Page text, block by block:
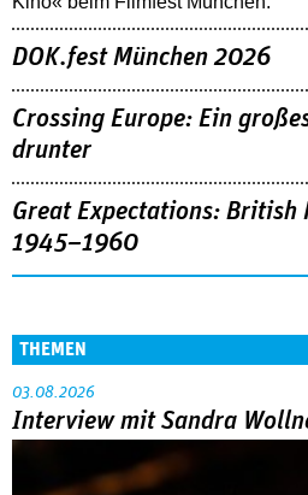
DOK.fest München 2026
Crossing Europe: Ein
drunter
Great Expectations: British
1945–1960
THEMEN
03.08.2026
Interview mit Sandra